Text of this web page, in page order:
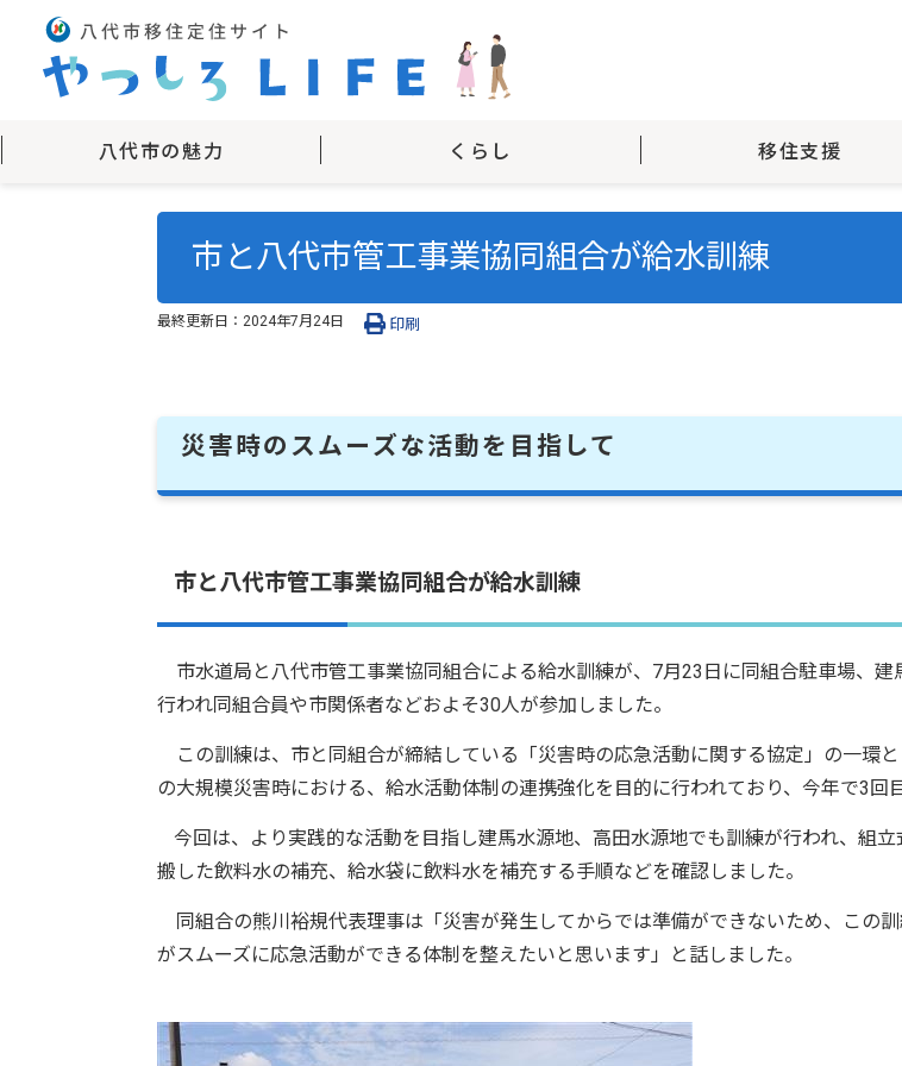
八代市の魅力 くらし 移住支援
市と八代市管工事業協同組合が給水訓練
最終更新日： 2024年7月24日 印刷
災害時のスムーズな活動を目指して
市と八代市管工事業協同組合が給水訓練
市水道局と八代市管工事業協同組合による給水訓練が、7月23日に同組合駐車場、建
行われ同組合員や市関係者などおよそ30人が参加しました。
この訓練は、市と同組合が締結している「災害時の応急活動に関する協定」の一環
の大規模災害時における、給水活動体制の連携強化を目的に行われており、今年で3回
今回は、より実践的な活動を目指し建馬水源地、高田水源地でも訓練が行われ、組
搬した飲料水の補充、給水袋に飲料水を補充する手順などを確認しました。
同組合の熊川裕規代表理事は「災害が発生してからでは準備ができないため、この
がスムーズに応急活動ができる体制を整えたいと思います」と話しました。